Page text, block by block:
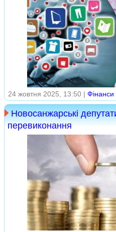
24 жовтня 2025, 13:50 | Фінанси
Новосанжарські
перевиконання